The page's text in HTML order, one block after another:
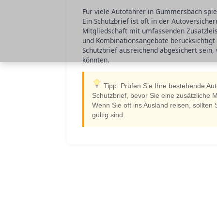
Für viele Autofahrer in Gummersbach
Ein Schutzbrief ist oft in der
Mitgliedschaft mit umfassenden
und Kombinationsangebote
Schutzbrief ausreichend abgesichert
könnten.
Tipp: Prüfen Sie Ihre bestehende
Schutzbrief, bevor Sie eine zusätzliche
Wenn Sie oft ins Ausland reisen,
gültig sind.